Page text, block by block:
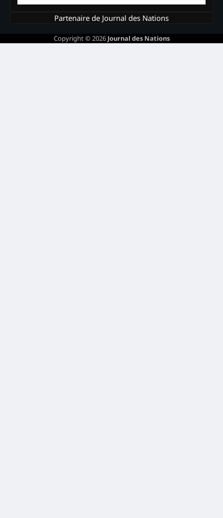
Partenaire de Journal des Nations
Copyright © 2026 Journal des Nations